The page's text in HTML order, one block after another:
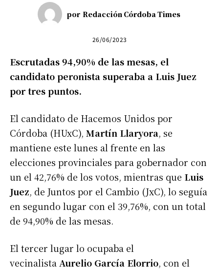
por Redacción Córdoba Times
26/06/2023
Escrutadas 94,90% de las mesas, el
candidato peronista superaba a Luis Juez
por tres puntos.
El candidato de Hacemos Unidos por
Córdoba (HUxC), Martín Llaryora, se
mantiene este lunes al frente en las
elecciones provinciales para gobernador con
un el 42,76% de los votos, mientras que Luis
Juez, de Juntos por el Cambio (JxC), lo seguía
en segundo lugar con el 39,76%, con un total
de 94,90% de las mesas.
El tercer lugar lo ocupaba el
vecinalistaAurelio García Elorrio, con el